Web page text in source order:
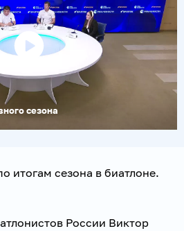
Воспроизвести
видео
сезона
итогам сезона в биатлоне.
России Виктор